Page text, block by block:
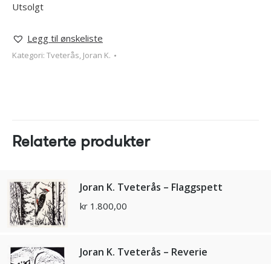
Utsolgt
Legg til ønskeliste
Kategori: Tveterås, Joran K.
Relaterte produkter
Joran K. Tveterås – Flaggspett
kr 1.800,00
Joran K. Tveterås – Reverie